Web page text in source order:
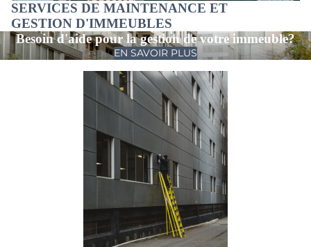
SERVICES DE MAINTENANCE ET
GESTION D'IMMEUBLES
Besoin d'aide pour la gestion de votre immeuble?
EN SAVOIR PLUS